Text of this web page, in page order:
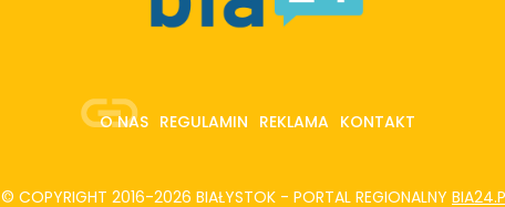
O NAS REGULAMIN REKLAMA KONTAKT
© COPYRIGHT 2016-2026 BIAŁYSTOK - PORTAL REGIONALNY